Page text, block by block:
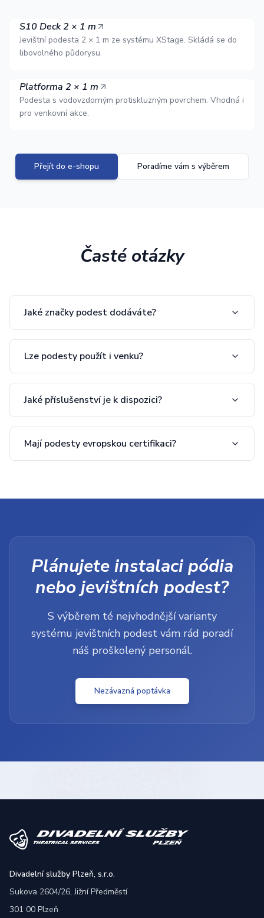
S10 Deck 2 × 1 m
Jevištní podesta 2 × 1 m ze systému XStage. Skládá se do
libovolného půdorysu.
Platforma 2 × 1 m
Podesta s vodovzdorným protiskluzným povrchem. Vhodná i
pro venkovní akce.
Přejít do e-shopu Poradíme vám s výběrem
Časté otázky
Jaké značky podest dodáváte?
Lze podesty použít i venku?
Jaké příslušenství je k dispozici?
Mají podesty evropskou certifikaci?
Plánujete instalaci pódia
nebo jevištních podest?
S výběrem té nejvhodnější varianty
systému jevištních podest vám rád poradí
náš proškolený personál.
Nezávazná poptávka
Divadelní služby Plzeň, s.r.o.
Sukova 2604/26, Jižní Předměstí
301 00 Plzeň